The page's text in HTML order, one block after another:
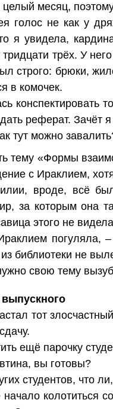
месяц,
голос не как у
я увидела,
трёх. У
строго: брюки,
в комочек.
конспектировать
реферат. Зачёт
тут можно
тему «Формы
с Ираклием,
вроде, всё
за которым она
этого не
погуляла,
библиотеки не
свою тему
тот
ещё парочку
вы готовы?
студентов, что
колотиться